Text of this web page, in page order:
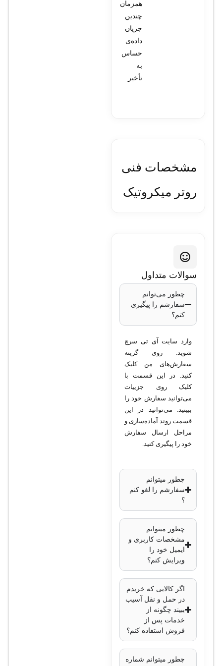
همزمان
چندین
جریان
داده‌ی
حساس
به
تأخیر
مشخصات فنی
روتر میکروتیک
1G-8S
مدل:
+CCR1072-
1G-8S
TILE-Gx72، 72
هسته‌ای
فرکانس پردازنده:
گیگاهرتز برای هر
RAM: 16 گیگابایت
DDR3 ECC
128 مگابایت NAND
سیستم‌عامل:
RouterOS، سطح
Level 6)
پورت‌ها:
8 عدد پورت
+SFP (10G)
1 عدد پورت
Gigabit
Ethernet
برای مدیریت
سوالات متداول
چطور می‌توانم
سفارشم را پیگیری
کنم؟
وارد سایت آی تی سرچ
شوید. روی گزینه
سفارش‌های من کلیک
کنید. در این قسمت با
کلیک روی جزییات
می‌توانید سفارش خود را
ببینید. می‌توانید در این
قسمت روند آماده‌سازی و
مراحل ارسال سفارش
خود را پیگیری کنید.
چطور میتوانم
سفارشم را لغو کنم
؟
چطور میتوانم
مشخصات کاربری و
ایمیل خود را
ویرایش کنم؟
اگر کالایی که خریدم
در حمل و نقل آسیب
ببیند چگونه از
خدمات پس از
فروش استفاده کنم؟
چطور میتوانم شماره